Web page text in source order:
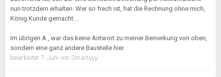
passt.
Ist dann Mercedes schuld oder der Knallkopf, von
dem die Nummer stammt?
Daß Du in einem solchen Fall noch mit einer
schlechten Bewertung drohst, das ist der Gipfel der
Unverschämtheit!😡
nun trotzdem erhalten. Wer so frech ist, hat die Rechnung ohne mich,
König Kunde gemacht...
Im übrigen A., war das keine Antwort zu meiner Bemerkung von oben,
sondern eine ganz andere Baustelle hier.
bearbeitet 7. Juni von Smartyyy